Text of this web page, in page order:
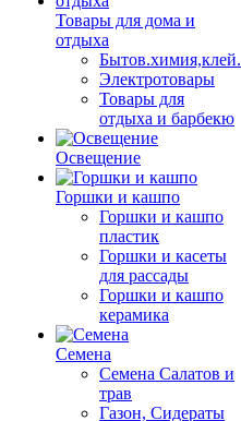
Товары для дома и
отдыха
Бытов.химия,клей.
Электротовары
Товары для
отдыха и барбекю
Освещение
Горшки и кашпо
Горшки и кашпо
пластик
Горшки и касеты
для рассады
Горшки и кашпо
керамика
Семена
Семена Салатов и
трав
Газон, Сидераты